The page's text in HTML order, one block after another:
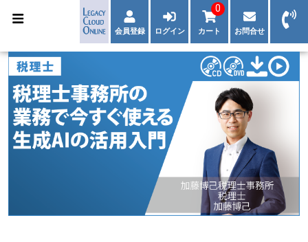
会員登録 ログイン カート
0
お問合せ